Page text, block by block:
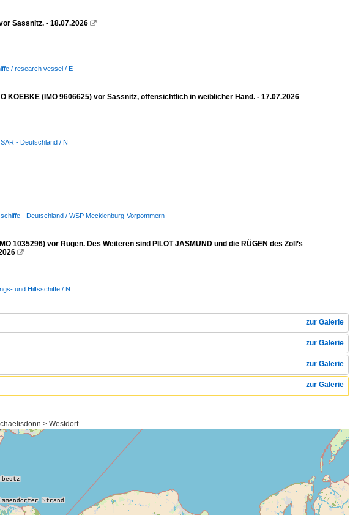
Sassnitz. - 18.07.2026 
/ research vessel / E
KOEBKE (IMO 9606625) vor Sassnitz, offensichtlich in weiblicher Hand. - 17.07.2026
- Deutschland / N
- Deutschland / WSP Mecklenburg-Vorpommern
1035296) vor Rügen. Des Weiteren sind PILOT JASMUND und die RÜGEN des Zoll’s

und Hilfsschiffe / N
zur Galerie
zur Galerie
zur Galerie
zur Galerie
> Westdorf